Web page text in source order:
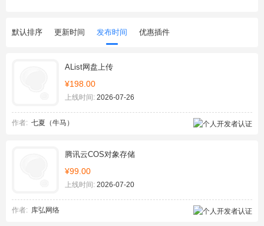
默认排序 更新时间 发布时间 优惠插件
AList网盘上传
¥198.00
上线时间: 2026-07-26
作者: 七夏（牛马）
腾讯云COS对象存储
¥99.00
上线时间: 2026-07-20
作者: 库弘网络